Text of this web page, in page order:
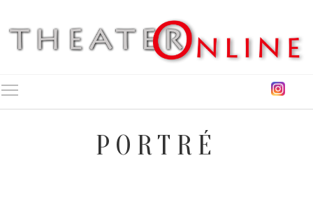
PORTRÉ